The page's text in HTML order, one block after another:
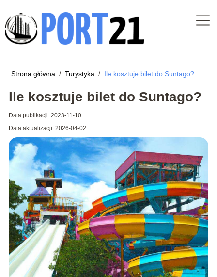
Strona główna / Turystyka / Ile kosztuje bilet do Suntago?
Ile kosztuje bilet do Suntago?
Data publikacji: 2023-11-10
Data aktualizacji: 2026-04-02